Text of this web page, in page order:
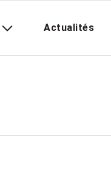
Actualités